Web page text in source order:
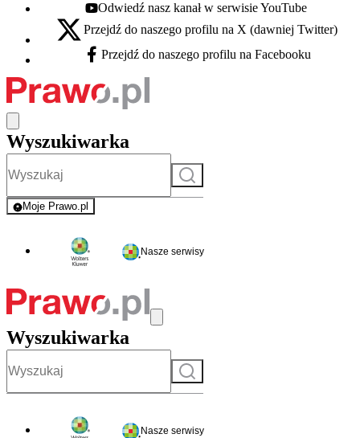
Youtube - otwiera się w nowej karcie
Odwiedź nasz kanał w serwisie YouTube
X - otwiera się w nowej karcie
Przejdź do naszego profilu na X (dawniej Twitter)
Facebook - otwiera się w nowej karcie
Przejdź do naszego profilu na Facebooku
Wyszukiwarka
Szukaj
Moje Prawo.pl
- rejestracja i logowanie do serwisu
Nasze serwisy
Wyszukiwarka
Szukaj
Nasze serwisy